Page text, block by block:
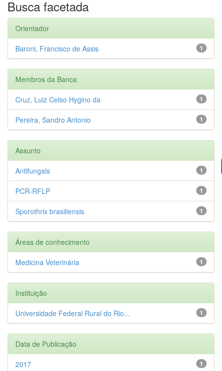
Busca facetada
Orientador
1
Baroni, Francisco de Assis
Membros da Banca
1
Cruz, Luiz Celso Hygino da
1
Pereira, Sandro Antonio
Assunto
1
Antifungals
1
PCR-RFLP
1
Sporothrix brasiliensis
Áreas de conhecimento
1
Medicina Veterinária
Instituição
1
Universidade Federal Rural do Rio...
Data de Publicação
1
2017